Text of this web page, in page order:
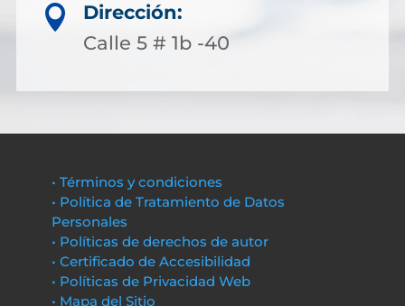

Dirección:
Calle 5 # 1b -40
• Términos y condiciones
• Política de Tratamiento de Datos
Personales
• Políticas de derechos de autor
• Certificado de Accesibilidad
• Políticas de Privacidad Web
• Mapa del Sitio